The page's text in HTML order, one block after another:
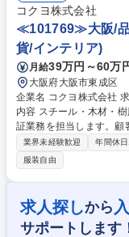
なく、工場運用における
国内外オペレーターの
安定運転に関わる技術伝承の拠点と
造オペレーター】第二新
コクヨ株式会社
≪101769≫大阪/品
貨/インテリア)
月給39万円～60万
大阪府大阪市東成区
企業名 コクヨ株式会社 求人名 ≪101769≫大阪/品質保証リーダー 仕事の
内容 スチール・木材・
証業務を担当します。顧
既存製品から新分野製
ョン です。国内外の生産工場（約20拠点）に対する品質監査・改善指
導、顧客クレーム対応
の評価・リスクチェック
質基準整備や製造品質
ループリーダーとして活躍いただきます
質保証リーダー
業界未経験歓迎 年間休
服装自由
求人探しから
サポートします